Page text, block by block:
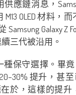
供應鏈消息，
OLED 材料，
Samsung Galaxy Z
三代被沿用。
保守選擇。畢竟
提升，甚
在於，這樣的提